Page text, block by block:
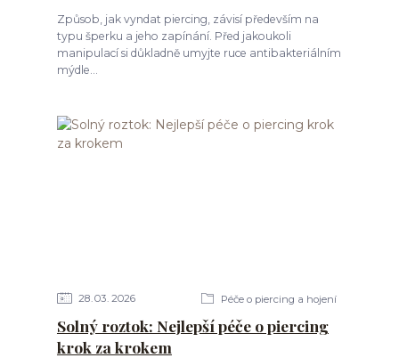
Způsob, jak vyndat piercing, závisí především na
typu šperku a jeho zapínání. Před jakoukoli
manipulací si důkladně umyjte ruce antibakteriálním
mýdle...
28 03 2026 Péče o piercing a hojení
Solný roztok: Nejlepší péče o piercing
krok za krokem